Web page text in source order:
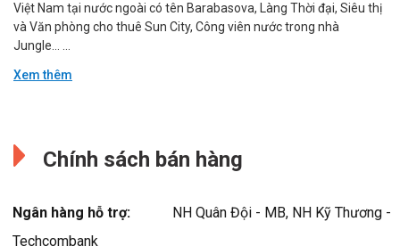
Việt Nam tại nước ngoài có tên Barabasova, Làng Thời đại, Siêu thị
và Văn phòng cho thuê Sun City, Công viên nước trong nhà
Jungle… ...
Xem thêm
Sun Group được thành lập tại Ukraine năm 1998 bởi những người
Việt Nam trí tuệ, nhiệt huyết và yêu nước. Ngay từ khi mới thành lập
Việt Nam tại nước ngoài có tên Barabasova, Làng Thời đại, Siêu thị
và Văn phòng cho thuê Sun City, Công viên nước trong nhà
Chính sách bán hàng
Ngân hàng hỗ trợ:
NH Quân Đội - MB, NH Kỹ Thương -
Techcombank